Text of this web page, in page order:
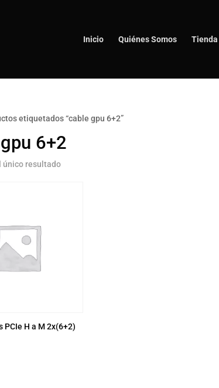
Inicio Quiénes Somos Tienda
etiquetados “cable gpu 6+2”
6+2
único resultado
PCIe H a M 2x(6+2)